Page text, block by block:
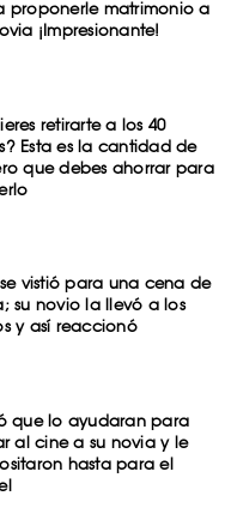
proponerle matrimonio a
¡Impresionante!
retirarte a los 40
Esta es la cantidad de
que debes ahorrar para
vistió para una cena de
su novio la llevó a los
y así reaccionó
que lo ayudaran para
al cine a su novia y le
hasta para el